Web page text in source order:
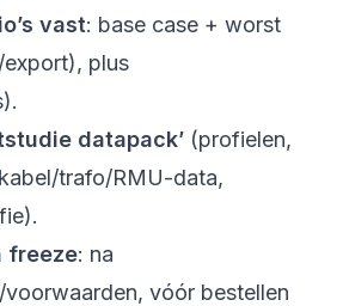
vast: base case + worst
plus
datapack’ (profielen,
trafo/RMU-data,
freeze: na
vóór bestellen